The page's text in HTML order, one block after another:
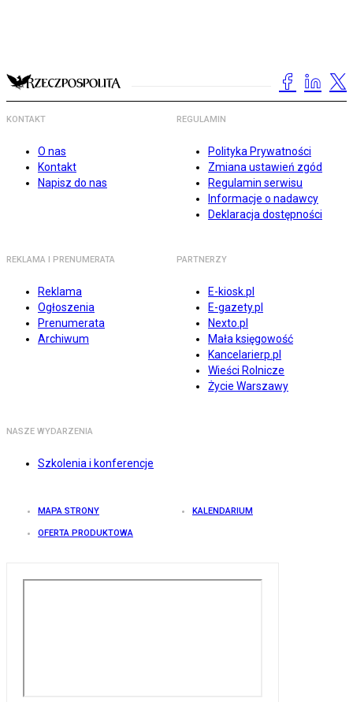
KONTAKT
O nas
Kontakt
Napisz do nas
REGULAMIN
Polityka Prywatności
Zmiana ustawień zgód
Regulamin serwisu
Informacje o nadawcy
Deklaracja dostępności
REKLAMA I PRENUMERATA
Reklama
Ogłoszenia
Prenumerata
Archiwum
PARTNERZY
E-kiosk.pl
E-gazety.pl
Nexto.pl
Mała księgowość
Kancelarierp.pl
Wieści Rolnicze
Życie Warszawy
NASZE WYDARZENIA
Szkolenia i konferencje
MAPA STRONY KALENDARIUM
OFERTA PRODUKTOWA